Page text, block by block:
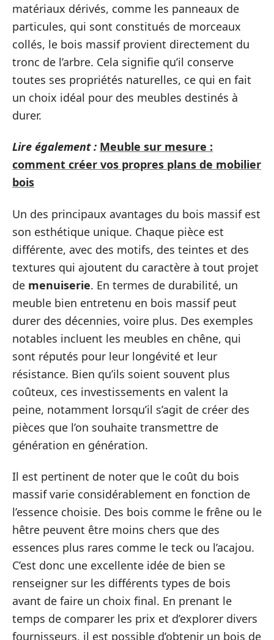
matériaux dérivés, comme les panneaux de
particules, qui sont constitués de morceaux
collés, le bois massif provient directement du
tronc de l’arbre. Cela signifie qu’il conserve
toutes ses propriétés naturelles, ce qui en fait
un choix idéal pour des meubles destinés à
durer.
Lire également : Meuble sur mesure :
comment créer vos propres plans de mobilier
bois
Un des principaux avantages du bois massif est
son esthétique unique. Chaque pièce est
différente, avec des motifs, des teintes et des
textures qui ajoutent du caractère à tout projet
de menuiserie. En termes de durabilité, un
meuble bien entretenu en bois massif peut
durer des décennies, voire plus. Des exemples
notables incluent les meubles en chêne, qui
sont réputés pour leur longévité et leur
résistance. Bien qu’ils soient souvent plus
coûteux, ces investissements en valent la
peine, notamment lorsqu’il s’agit de créer des
pièces que l’on souhaite transmettre de
génération en génération.
Il est pertinent de noter que le coût du bois
massif varie considérablement en fonction de
l’essence choisie. Des bois comme le frêne ou le
hêtre peuvent être moins chers que des
essences plus rares comme le teck ou l’acajou.
C’est donc une excellente idée de bien se
renseigner sur les différents types de bois
avant de faire un choix final. En prenant le
temps de comparer les prix et d’explorer divers
fournisseurs, il est possible d’obtenir un bois de